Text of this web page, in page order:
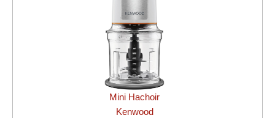
Mini Hachoir
Kenwood